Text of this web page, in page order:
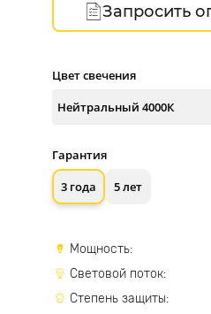
Запросить
Цвет свечения
Гарантия
3 года
5 лет
Мощность:
Световой поток:
Степень защиты: